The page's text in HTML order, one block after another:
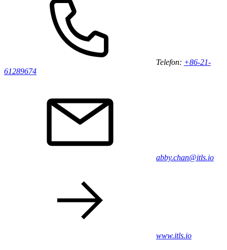
Telefon: +86-21-
61289674
abby.chan@itls.io
www.itls.io